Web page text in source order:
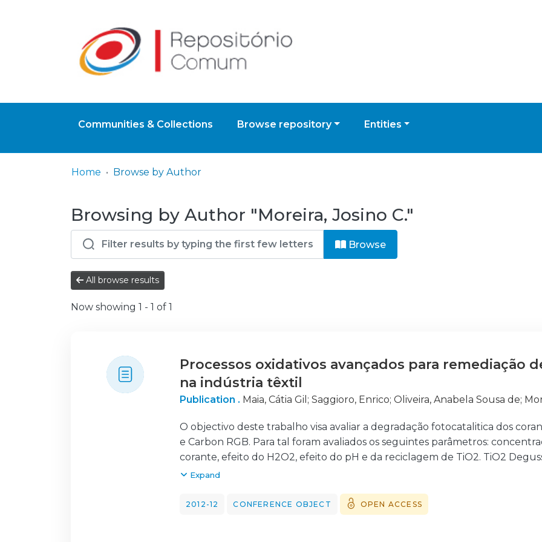
Communities & Collections Browse repository Entities
Home Browse by Author
Browsing by Author "Moreira, Josino C."
Browse
All browse results
Now showing 1 - 1 of 1
Processos oxidativos avançados para remediação
na indústria têxtil
Publication . Maia, Cátia Gil ; Saggioro, Enrico; Oliveira, Anabela Sousa de;
O objectivo deste trabalho visa avaliar a degradação fotocatalitica dos
e Carbon RGB. Para tal foram avaliados os seguintes parâmetros:
corante, efeito do H2O2, efeito do pH e da reciclagem de TiO2. TiO2
a partir de 0gL-1 a 1 gL-1. A concentração do corante foi de 30 mgL-1 a 120
ciclos. As amostras foram tratadas durante duas horas com irradiação
e as amostras foram recolhidas aos 0, 15, 30, 45, 60, 90 e 120 minutos. A
por espectroscopia UV-Vis. A eficiência da degradação fotocatalítica
Expand
2012-12 CONFERENCE OBJECT OPEN ACCESS